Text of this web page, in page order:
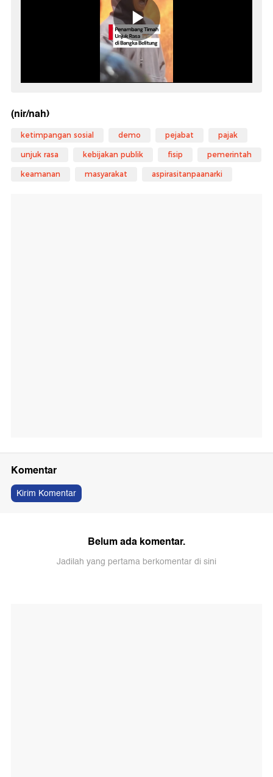
(nir/nah)
ketimpangan sosial demo pejabat pajak
unjuk rasa kebijakan publik fisip pemerintah
keamanan masyarakat aspirasitanpaanarki
Komentar
Kirim Komentar
Belum ada komentar.
Jadilah yang pertama berkomentar di sini